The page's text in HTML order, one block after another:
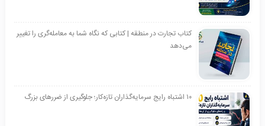
کتاب تجارت در منطقه | کتابی که نگاه شما به معامله‌گری را تغییر
می‌دهد
۱۰ اشتباه رایج سرمایه‌گذاران تازه‌کار؛ جلوگیری از ضررهای بزرگ